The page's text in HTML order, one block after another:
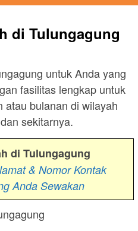
di Tulungagung
untuk Anda yang
fasilitas lengkap untuk
atau bulanan di wilayah
sekitarnya.
di Tulungagung
& Nomor Kontak
Anda Sewakan